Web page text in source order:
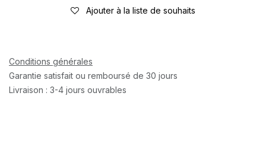
Ajouter à la liste de souhaits
Conditions générales
Garantie satisfait ou remboursé de 30 jours
Livraison : 3-4 jours ouvrables